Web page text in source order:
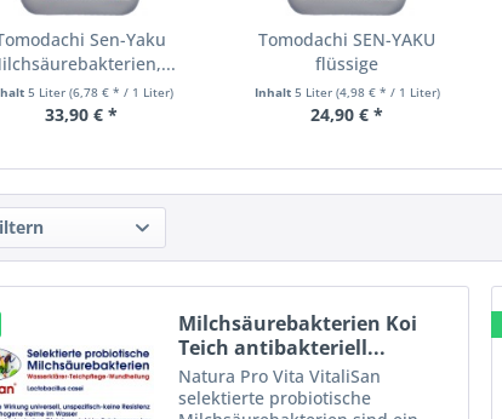
Sen-Yaku
5 Liter(6,78 € * / 1 Liter)
33,90 € *
Tomodachi SEN-YAKU
flüssige
Bakterienkulturen...
Inhalt 5 Liter (4,98 € * / 1 Liter)
24,90 € *
Milchsäurebakterien Koi
Teich antibakteriell...
Natura Pro Vita VitaliSan
selektierte probiotische